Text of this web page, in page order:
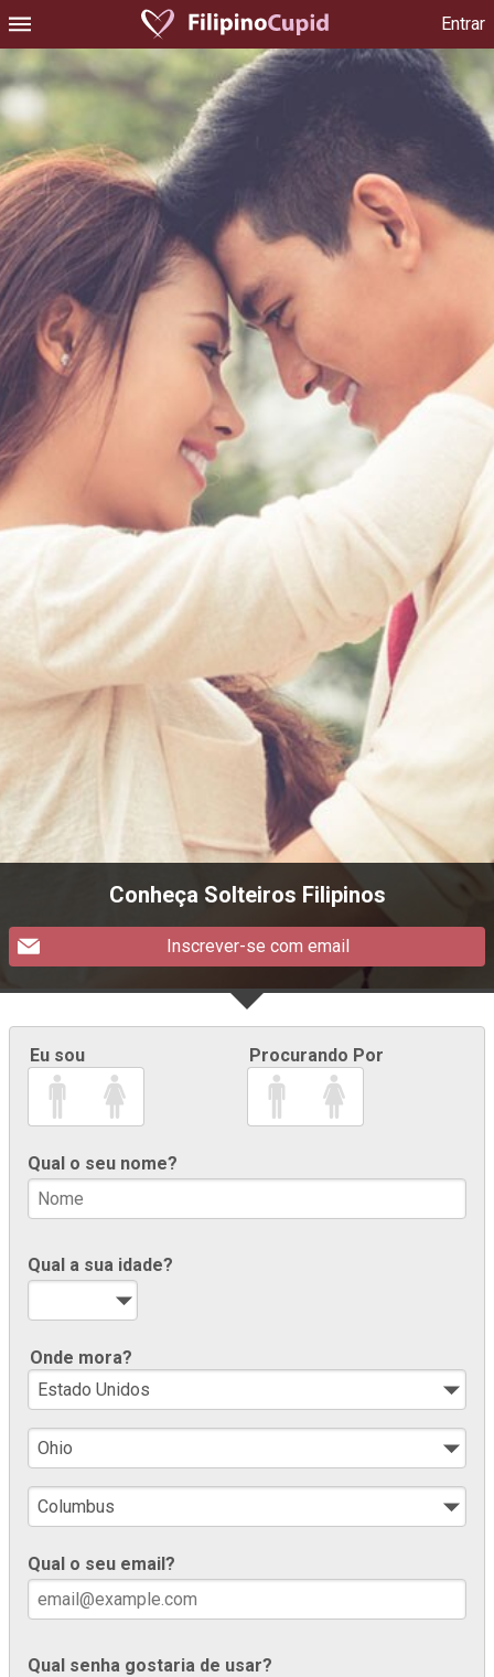
Entrar
Conheça Solteiros Filipinos
Inscrever-se com email
Eu sou Procurando Por
Qual o seu nome?
Qual a sua idade?
Onde mora?
Qual o seu email?
Qual senha gostaria de usar?